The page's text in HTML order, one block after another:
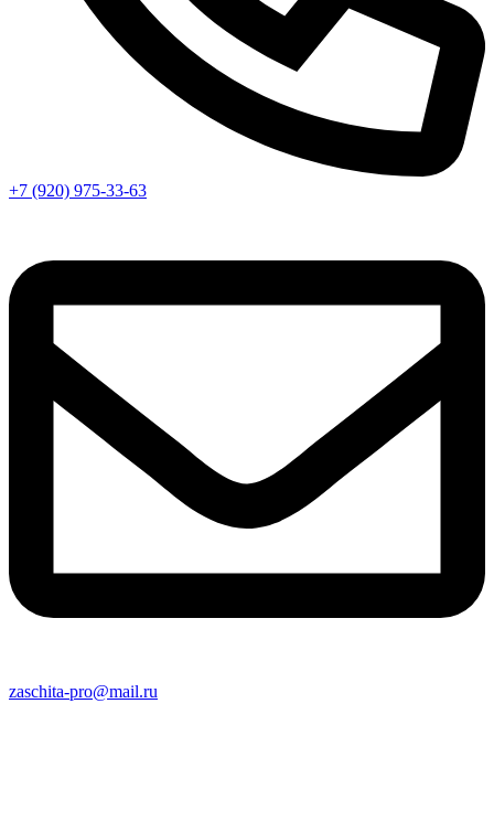
+7 (920) 975-33-63
zaschita-pro@mail.ru